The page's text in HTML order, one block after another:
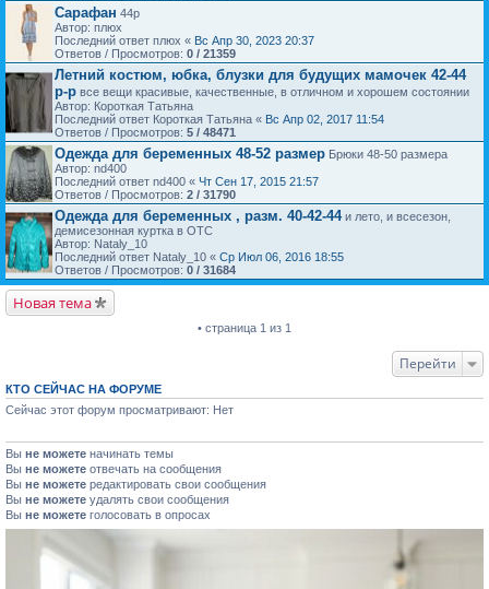
Сарафан 44р
Автор: плюх
Последний ответ плюх « Вс Апр 30, 2023 20:37
Ответов / Просмотров: 0 / 21359
Летний костюм, юбка, блузки для будущих мамочек 42-44
р-р все вещи красивые, качественные, в отличном и хорошем состоянии
Автор: Короткая Татьяна
Последний ответ Короткая Татьяна « Вс Апр 02, 2017 11:54
Ответов / Просмотров: 5 / 48471
Одежда для беременных 48-52 размер Брюки 48-50 размера
Автор: nd400
Последний ответ nd400 « Чт Сен 17, 2015 21:57
Ответов / Просмотров: 2 / 31790
Одежда для беременных , разм. 40-42-44и лето, и всесезон,
демисезонная куртка в ОТС
Автор: Nataly_10
Последний ответ Nataly_10 « Ср Июл 06, 2016 18:55
Ответов / Просмотров: 0 / 31684
Новая тема
• страница 1 из 1
Перейти
КТО СЕЙЧАС НА ФОРУМЕ
Сейчас этот форум просматривают: Нет
Вы не можете начинать темы
Вы не можете отвечать на сообщения
Вы не можете редактировать свои сообщения
Вы не можете удалять свои сообщения
Вы не можете голосовать в опросах